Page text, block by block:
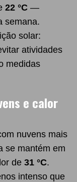
22 °C —
semana.
solar:
atividades
medidas
e calor
nuvens mais
se mantém em
de 31 °C.
intenso que